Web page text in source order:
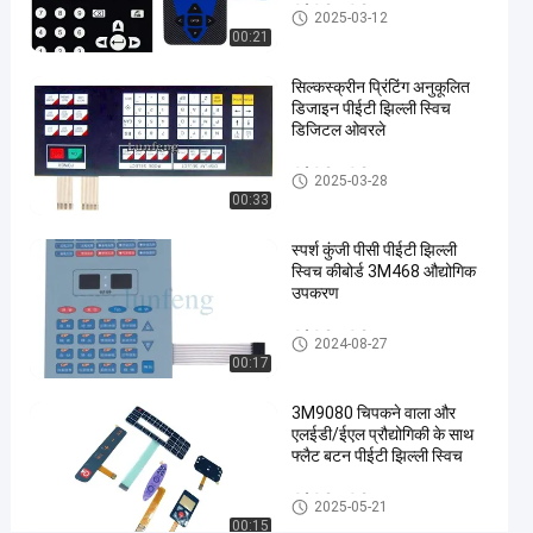
झिल्ली
स्विच
3 एम
467
चिपकने
स्पर्श
स्विच
3 एम
468
00:21
पीईटी झिल्ली स्विच
2025-03-12
00:33
सिल्कस्क्रीन प्रिंटिंग अनुकूलित
डिजाइन पीईटी झिल्ली स्विच
डिजिटल ओवरले
पीईटी झिल्ली स्विच
2025-03-28
00:17
स्पर्श कुंजी पीसी पीईटी झिल्ली
स्विच कीबोर्ड 3M468 औद्योगिक
उपकरण
पीईटी झिल्ली स्विच
2024-08-27
00:15
3M9080 चिपकने वाला और
एलईडी/ईएल प्रौद्योगिकी के साथ
फ्लैट बटन पीईटी झिल्ली स्विच
पीईटी झिल्ली स्विच
2025-05-21